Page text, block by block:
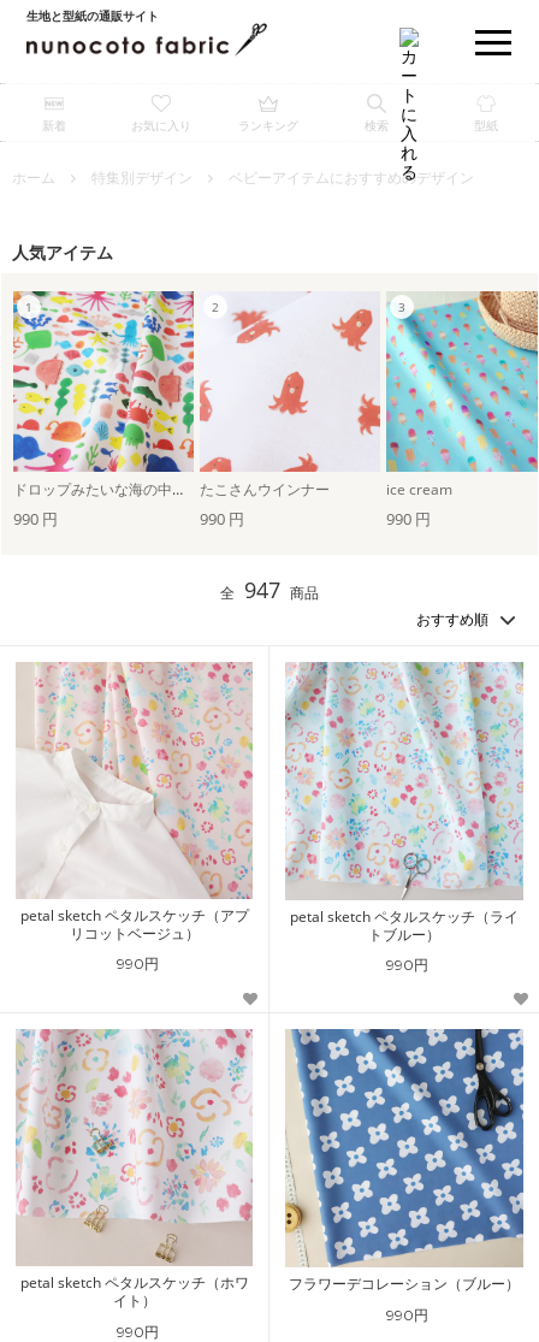
生地と型紙の通販サイト
新着 お気に入り ランキング 検索 型紙
ホーム 特集別デザイン ベビーアイテムにおすすめのデザイン
人気アイテム
ドロップみたいな海の中（ホワイト） たこさんウインナー ice cream
990 円 990 円 990 円
全 947 商品
petal sketch ペタルスケッチ（アプ
リコットベージュ）
990円
petal sketch ペタルスケッチ（ライ
トブルー）
990円
petal sketch ペタルスケッチ（ホワ
イト）
990円
フラワーデコレーション（ブルー）
990円